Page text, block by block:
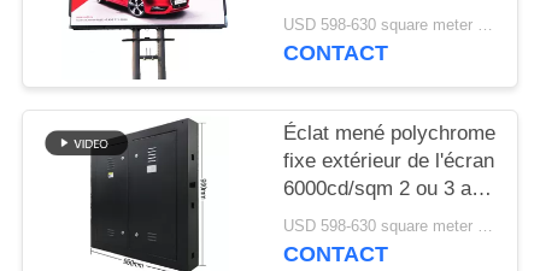
Publicité extérieure a
mené l'écran de
USD 598-630 square meter MOQ:1 mètre carré
CONTACT
Éclat mené polychrome
fixe extérieur de l'écran
6000cd/sqm 2 ou 3 ans
de garantie
USD 598-630 square meter MOQ:1 mètre carré
CONTACT